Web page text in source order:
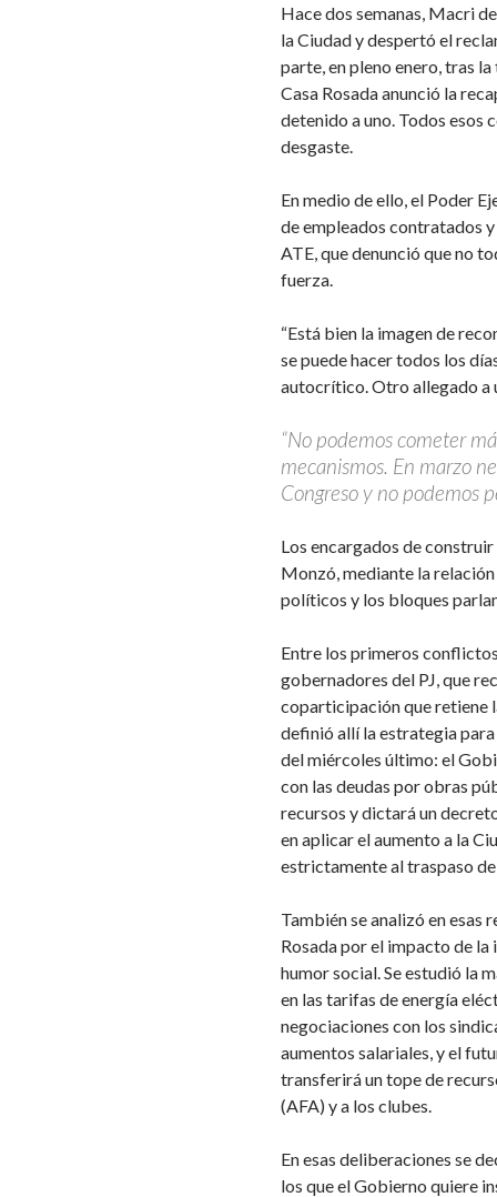
Hace dos semanas, Macri
la Ciudad y despertó el
parte, en pleno enero, tras
Casa Rosada anunció la
detenido a uno. Todos
desgaste.
En medio de ello, el Poder
de empleados contratados
ATE, que denunció que no
fuerza.
“Está bien la imagen de
se puede hacer todos los
autocrítico. Otro allegado a
“No podemos cometer
mecanismos. En marzo
Congreso y no podemos
Los encargados de
Monzó, mediante la
políticos y los bloques
Entre los primeros
gobernadores del PJ, que
coparticipación que retiene
definió allí la estrategia
del miércoles último: el
con las deudas por obras
recursos y dictará un
en aplicar el aumento a la
estrictamente al traspaso
También se analizó en esas
Rosada por el impacto de
humor social. Se estudió la
en las tarifas de energía
negociaciones con los
aumentos salariales, y el
transferirá un tope de
(AFA) y a los clubes.
En esas deliberaciones se
los que el Gobierno quiere